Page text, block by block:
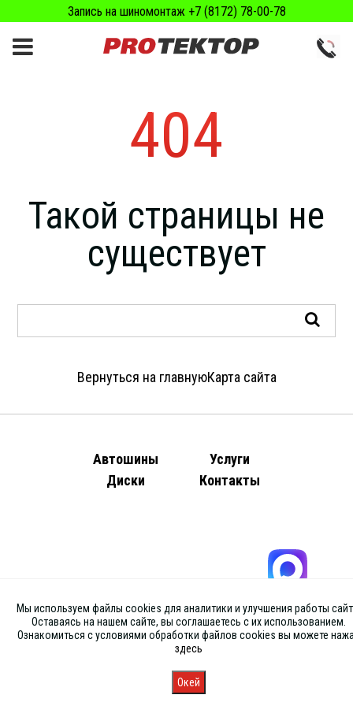
Запись на шиномонтаж +7 (8172) 78-00-78
404
Такой страницы не
существует
Вернуться на главнуюКарта сайта
Автошины
Диски
Услуги
Контакты
Запись
Мы используем файлы cookies для аналитики и улучшения работы
Оставаясь на нашем сайте, вы соглашаетесь с их использованием.
Ознакомиться с условиями обработки файлов cookies вы можете
здесь
Окей